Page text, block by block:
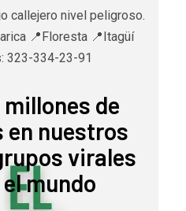
callejero nivel peligroso.
📍Floresta 📍Itagüí
323-334-23-91
millones de
en nuestros
virales
mundo